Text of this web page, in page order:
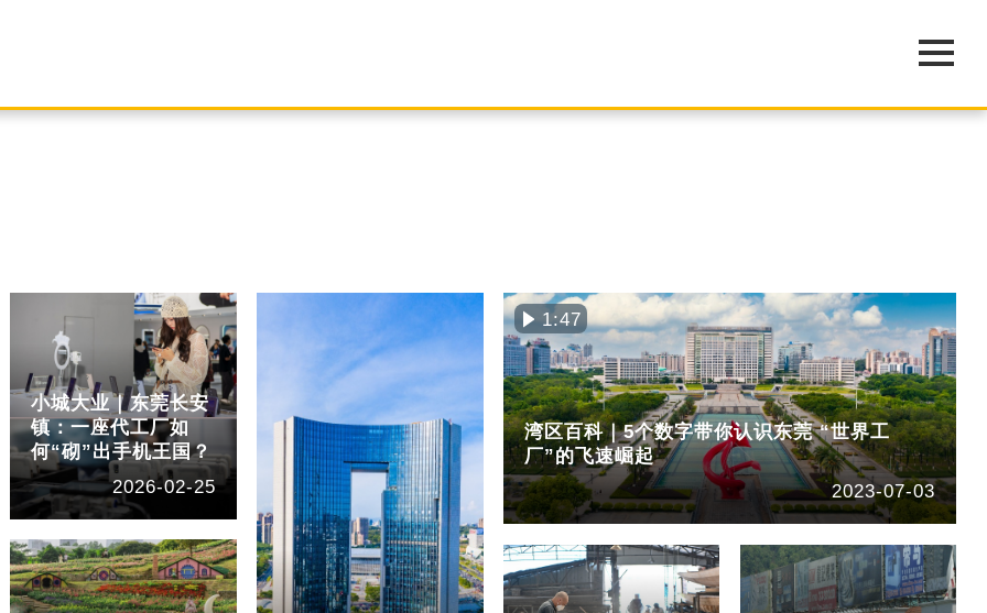
小城大业｜东莞长安
镇：一座代工厂如
何“砌”出手机王国？
2026-02-25
1:47
湾区百科｜5个数字带你认识东莞 “世界工
厂”的飞速崛起
2023-07-03